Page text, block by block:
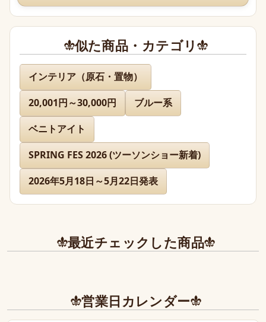
名無し 様
先日通販を利用させて頂きましたが迅速に対応、お送り下
さりまして有難うございました。
どのお品物も画像で見た以上に美しく、お迎えできて本当
に嬉しかったです。
また、丁寧であたたかいお手紙やプレゼントまで同封下さ
り有難うございました！感激致しました。
似た商品・カテゴリ
インテリア（原石・置物）
20,001円～30,000円
ブルー系
ベニトアイト
SPRING FES 2026 (ツーソンショー新着)
2026年5月18日～5月22日発表
最近チェックした商品
営業日カレンダー